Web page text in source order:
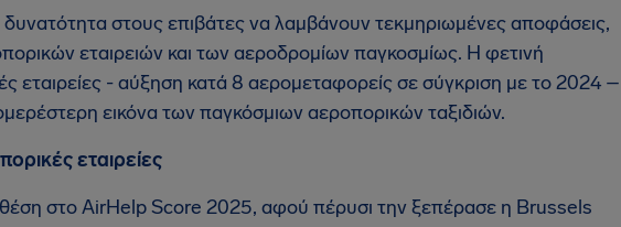
στους επιβάτες να λαμβάνουν τεκμηριωμένες αποφάσεις,
εταιρειών και των αεροδρομίων παγκοσμίως. Η φετινή
εταιρείες - αύξηση κατά 8 αερομεταφορείς σε σύγκριση με το 2024 –
εικόνα των παγκόσμιων αεροπορικών ταξιδιών.
εταιρείες
στο AirHelp Score 2025, αφού πέρυσι την ξεπέρασε η Brussels